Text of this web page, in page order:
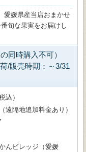
愛媛県産当店おまかせ
旬な果実をお届けし
同時購入不可）
/販売時期：～3/31
込）
遠隔地追加料金あり）
んビレッジ（愛媛